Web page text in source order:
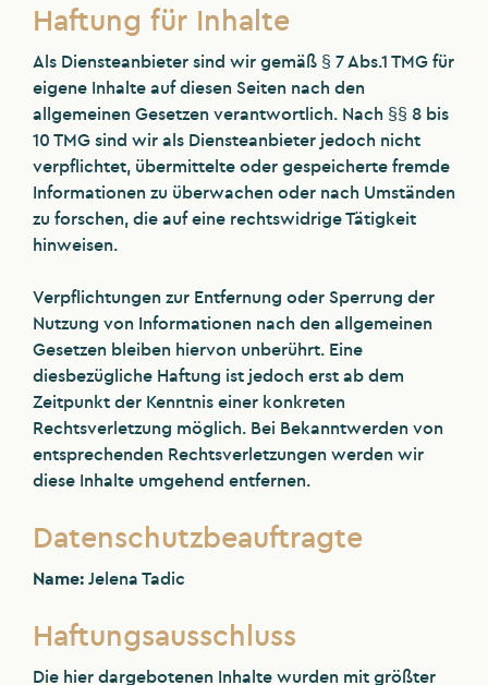
Haftung für Inhalte
Als Diensteanbieter sind wir gemäß § 7 Abs.1 TMG für
eigene Inhalte auf diesen Seiten nach den
allgemeinen Gesetzen verantwortlich. Nach §§ 8 bis
10 TMG sind wir als Diensteanbieter jedoch nicht
verpflichtet, übermittelte oder gespeicherte fremde
Informationen zu überwachen oder nach Umständen
zu forschen, die auf eine rechtswidrige Tätigkeit
hinweisen.
Verpflichtungen zur Entfernung oder Sperrung der
Nutzung von Informationen nach den allgemeinen
Gesetzen bleiben hiervon unberührt. Eine
diesbezügliche Haftung ist jedoch erst ab dem
Zeitpunkt der Kenntnis einer konkreten
Rechtsverletzung möglich. Bei Bekanntwerden von
entsprechenden Rechtsverletzungen werden wir
diese Inhalte umgehend entfernen.
Datenschutzbeauftragte
Name: Jelena Tadic
Haftungsausschluss
Die hier dargebotenen Inhalte wurden mit größter